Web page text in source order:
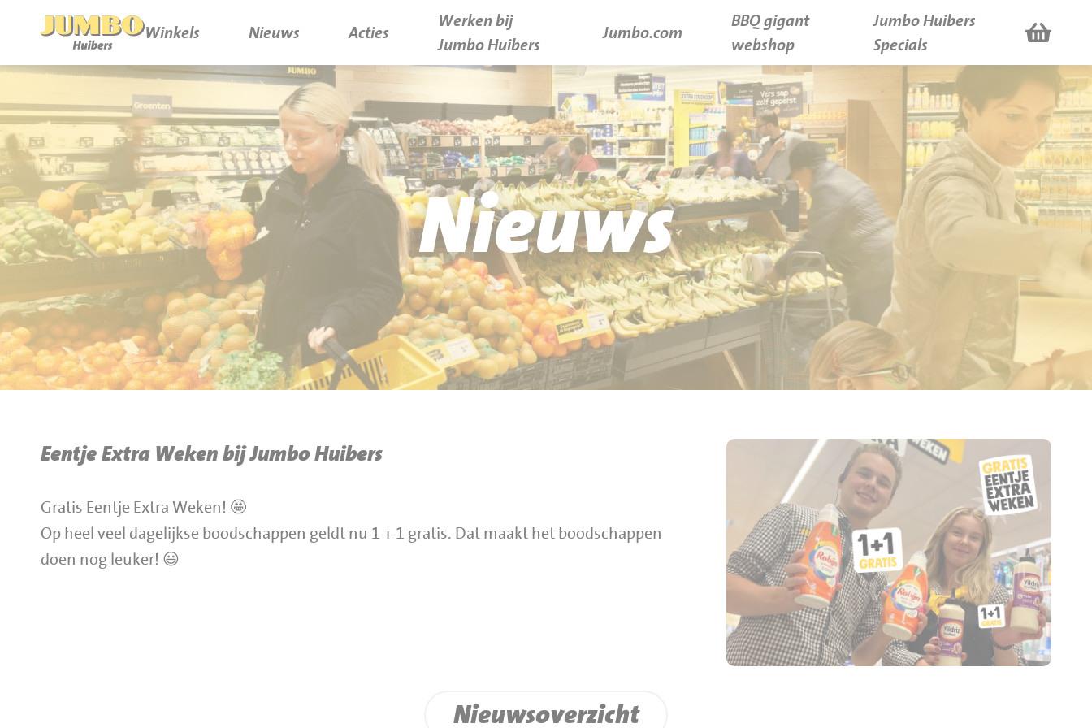
Winkels Nieuws Acties
Werken bij
Jumbo Huibers
Jumbo.com
BBQ gigant
webshop
Jumbo Huibers
Specials
P.W.A. Park
Bruïneplein
Petenbos
Nieuws
Acties
Werken bij Jumbo Huibers
Vacatures en Solliciteren
Werken en leren
Jumbo.com
BBQ gigant webshop
Nieuws
Eentje Extra Weken bij Jumbo Huibers
Gratis Eentje Extra Weken! 🤩
Op heel veel dagelijkse boodschappen geldt nu 1 + 1 gratis. Dat maakt het boodschappen
doen nog leuker! 😃
Nieuwsoverzicht